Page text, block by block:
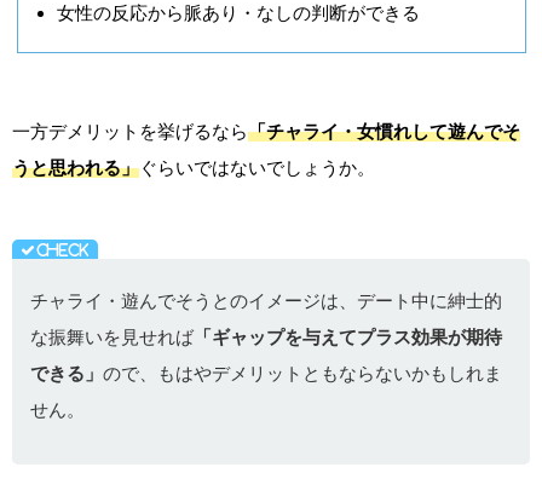
女性の反応から脈あり・なしの判断ができる
一方デメリットを挙げるなら「チャライ・女慣れして遊んでそ
うと思われる」ぐらいではないでしょうか。
チャライ・遊んでそうとのイメージは、デート中に紳士的
な振舞いを見せれば「ギャップを与えてプラス効果が期待
できる」 ので、もはやデメリットともならないかもしれま
せん。